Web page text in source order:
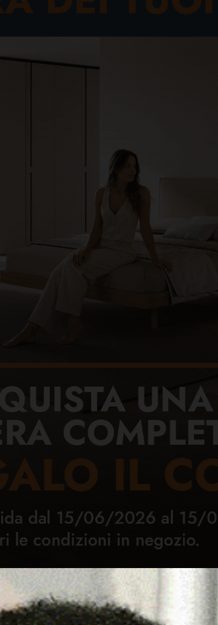
Attualità Sport Cultura Rubriche